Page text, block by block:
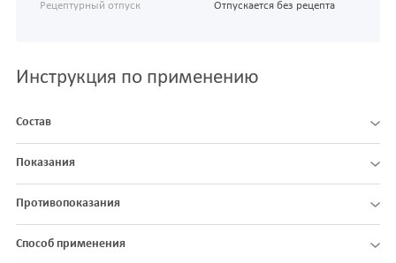
Рецептурный отпуск Отпускается без рецепта
Инструкция по применению
Состав
Показания
Противопоказания
Способ применения